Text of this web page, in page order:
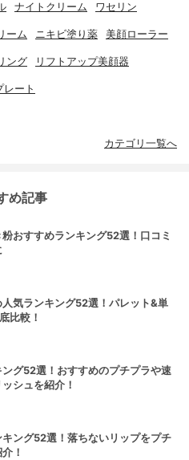
ナイトクリーム ワセリン
ーム ニキビ塗り薬 美顔ローラー
ング リフトアップ美顔器
レート
カテゴリ一覧へ
め記事
おすすめランキング52選！口コミ
気ランキング52選！パレット&単
比較！
グ52選！おすすめのプチプラや速
シュを紹介！
ング52選！落ちないリップをプチ
！